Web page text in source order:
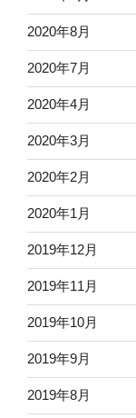
2020年8月
2020年7月
2020年4月
2020年3月
2020年2月
2020年1月
2019年12月
2019年11月
2019年10月
2019年9月
2019年8月